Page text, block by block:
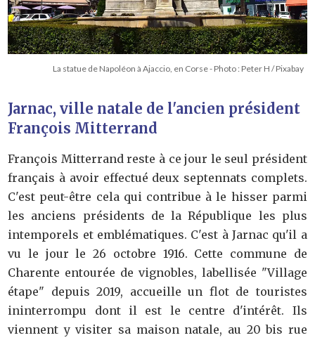
La statue de Napoléon à Ajaccio, en Corse - Photo : Peter H / Pixabay
Jarnac, ville natale de l'ancien président
François Mitterrand
François Mitterrand reste à ce jour le seul président
français à avoir effectué deux septennats complets.
C'est peut-être cela qui contribue à le hisser parmi
les anciens présidents de la République les plus
intemporels et emblématiques. C'est à Jarnac qu'il a
vu le jour le 26 octobre 1916. Cette commune de
Charente entourée de vignobles, labellisée "Village
étape" depuis 2019, accueille un flot de touristes
ininterrompu dont il est le centre d'intérêt. Ils
viennent y visiter sa maison natale, au 20 bis rue